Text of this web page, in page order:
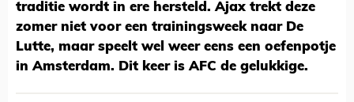
traditie wordt in ere hersteld. Ajax trekt deze
zomer niet voor een trainingsweek naar De
Lutte, maar speelt wel weer eens een oefenpotje
in Amsterdam. Dit keer is AFC de gelukkige.